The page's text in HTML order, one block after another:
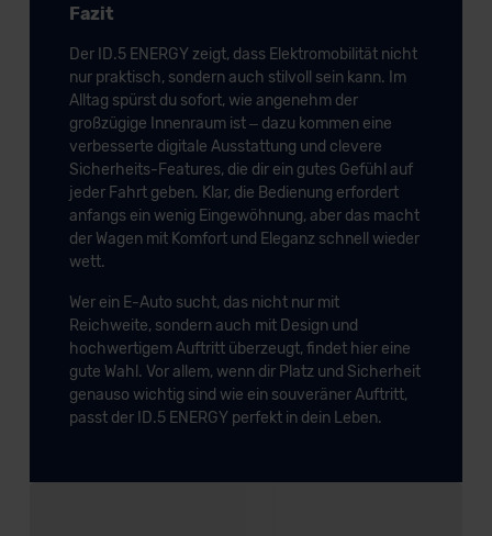
Fazit
Der ID.5 ENERGY zeigt, dass Elektromobilität nicht
nur praktisch, sondern auch stilvoll sein kann. Im
Alltag spürst du sofort, wie angenehm der
großzügige Innenraum ist – dazu kommen eine
verbesserte digitale Ausstattung und clevere
Sicherheits-Features, die dir ein gutes Gefühl auf
jeder Fahrt geben. Klar, die Bedienung erfordert
anfangs ein wenig Eingewöhnung, aber das macht
der Wagen mit Komfort und Eleganz schnell wieder
wett.
Wer ein E-Auto sucht, das nicht nur mit
Reichweite, sondern auch mit Design und
hochwertigem Auftritt überzeugt, findet hier eine
gute Wahl. Vor allem, wenn dir Platz und Sicherheit
genauso wichtig sind wie ein souveräner Auftritt,
passt der ID.5 ENERGY perfekt in dein Leben.